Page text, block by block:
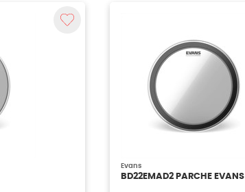
Evans
BD22EMAD2 PARCHE EVANS